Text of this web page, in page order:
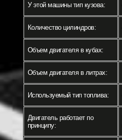
У этой машины тип кузова:
Количество цилиндров:
Объем двигателя в кубах:
Объем двигателя в литрах:
Используемый тип топлива:
Двигатель работает по
принципу: